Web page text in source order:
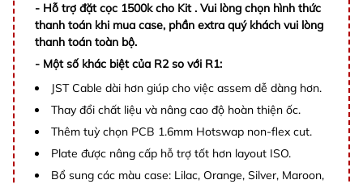
- Hỗ trợ đặt cọc 1500k cho Kit . Vui lòng chọn hình thức
thanh toán khi mua case, phần extra quý khách vui lòng
thanh toán toàn bộ.
- Một số khác biệt của R2 so với R1:
JST Cable dài hơn giúp cho việc assem dễ dàng hơn.
Thay đổi chất liệu và nâng cao độ hoàn thiện ốc.
Thêm tuỳ chọn PCB 1.6mm Hotswap non-flex cut.
Plate được nâng cấp hỗ trợ tốt hơn layout ISO.
Bổ sung các màu case: Lilac, Orange, Silver, Maroon,